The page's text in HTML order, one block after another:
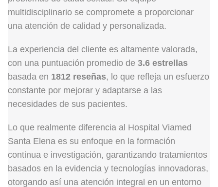
multidisciplinario se compromete a proporcionar
una atención de calidad y personalizada.
La experiencia del cliente es altamente valorada,
con una puntuación promedio de 3.6 estrellas
basada en 1812 reseñas, lo que refleja un esfuerzo
constante por mejorar y adaptarse a las
necesidades de sus pacientes.
Lo que realmente diferencia al Hospital Viamed
Santa Elena es su enfoque en la formación
continua e investigación, garantizando tratamientos
basados en la evidencia y tecnologías innovadoras,
otorgando así una atención integral en un entorno